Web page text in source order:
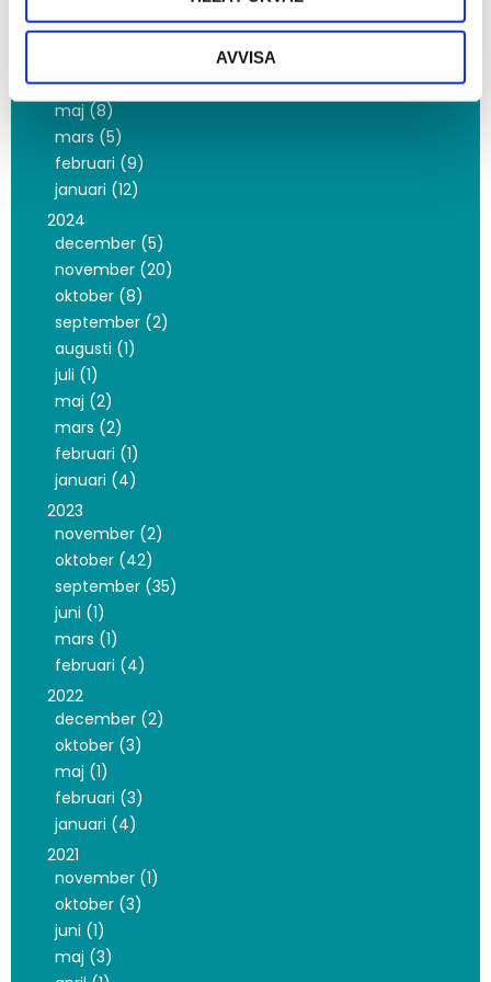
AVVISA
oktober (10)
juni (5)
maj (8)
mars (5)
februari (9)
januari (12)
2024
december (5)
november (20)
oktober (8)
september (2)
augusti (1)
juli (1)
maj (2)
mars (2)
februari (1)
januari (4)
2023
november (2)
oktober (42)
september (35)
juni (1)
mars (1)
februari (4)
2022
december (2)
oktober (3)
maj (1)
februari (3)
januari (4)
2021
november (1)
oktober (3)
juni (1)
maj (3)